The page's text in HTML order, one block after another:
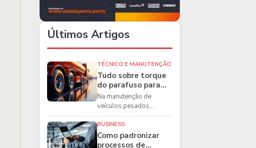
Últimos Artigos
TÉCNICO E MANUTENÇÃO
Tudo sobre torque
do parafuso para
caminhões e as
boas práticas que
todo mecânico
precisa conhecer
Na manutenção de
veículos pesados,
existem ferramentas que
fazem diferença direta na
segurança e na ...
BUSINESS
Como padronizar
processos de